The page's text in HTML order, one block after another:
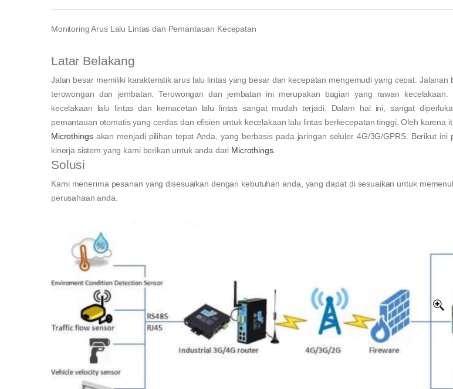
Monitoring Arus Lalu Lintas dan Pemantauan Kecepatan
Latar Belakang
Jalan besar memiliki karakteristik arus lalu lintas yang besar dan kecepatan mengemudi yang cepat. Jalanan
terowongan dan jembatan. Terowongan dan jembatan ini merupakan bagian yang rawan
kecelakaan lalu lintas dan kemacetan lalu lintas sangat mudah terjadi. Dalam hal ini, sangat
pemantauan otomatis yang cerdas dan efisien untuk kecelakaan lalu lintas berkecepatan tinggi. Oleh karena
Microthingsakan menjadi pilihan tepat Anda, yang berbasis pada jaringan seluler 4G/3G/GPRS. Berikut ini
kinerja sistem yang kami berikan untuk anda dari Microthings.
Solusi
Kami menerima pesanan yang disesuaikan dengan kebutuhan anda, yang dapat di sesuaikan untuk
perusahaan anda.